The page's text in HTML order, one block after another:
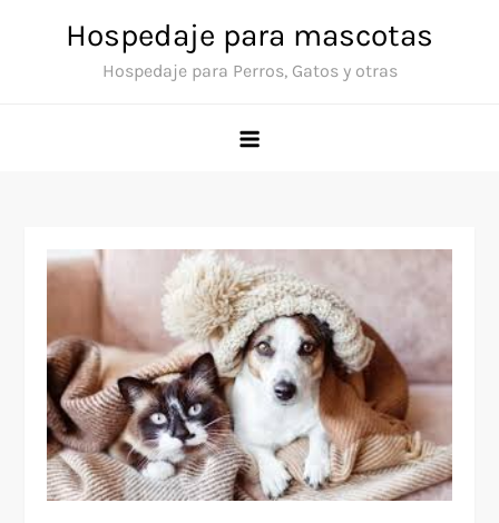
Hospedaje para mascotas
Hospedaje para Perros, Gatos y otras